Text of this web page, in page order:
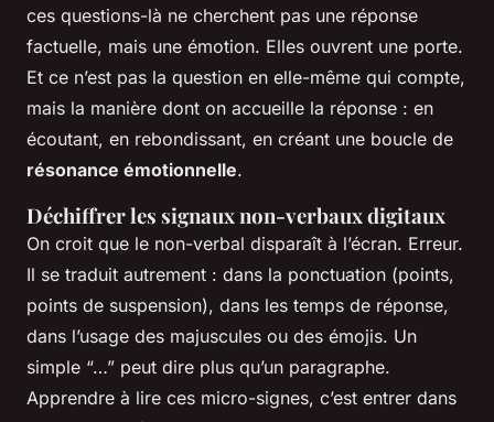
ces questions-là ne cherchent pas une réponse
factuelle, mais une émotion. Elles ouvrent une porte.
Et ce n’est pas la question en elle-même qui compte,
mais la manière dont on accueille la réponse : en
écoutant, en rebondissant, en créant une boucle de
résonance émotionnelle.
Déchiffrer les signaux non-verbaux digitaux
On croit que le non-verbal disparaît à l’écran. Erreur.
Il se traduit autrement : dans la ponctuation (points,
points de suspension), dans les temps de réponse,
dans l’usage des majuscules ou des émojis. Un
simple “…” peut dire plus qu’un paragraphe.
Apprendre à lire ces micro-signes, c’est entrer dans